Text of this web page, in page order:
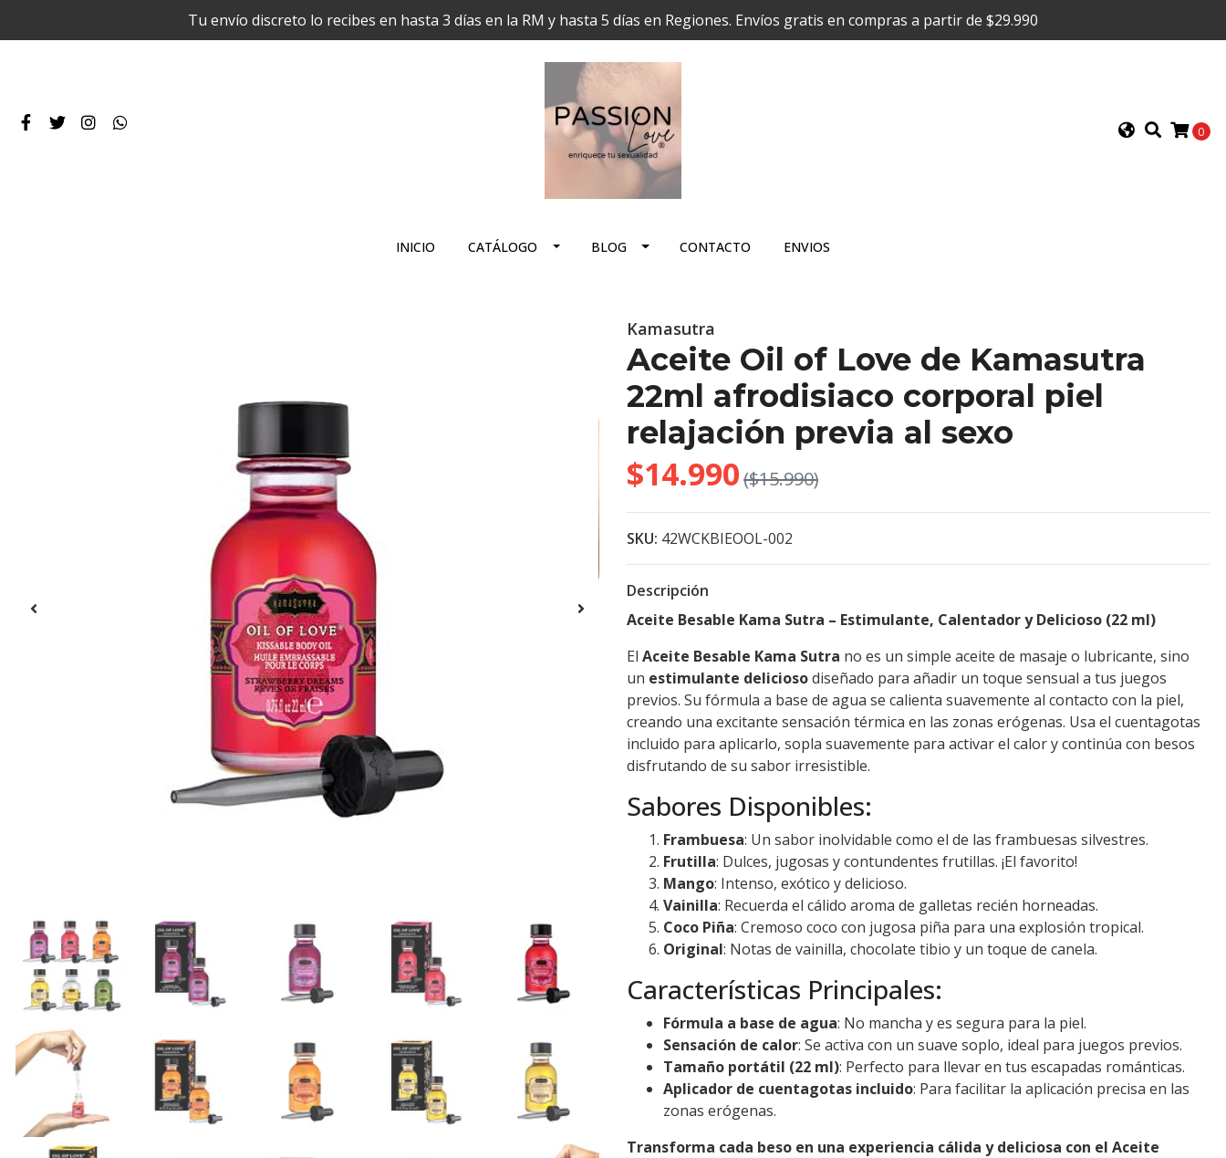
Tu envío discreto lo recibes en hasta 3 días en la RM y hasta 5 días en Regiones. Envíos gratis en compras a partir de $29.990
0
INICIO CATÁLOGO BLOG CONTACTO ENVIOS
Kamasutra
Aceite Oil of Love de Kamasutra
22ml afrodisiaco corporal piel
relajación previa al sexo
$14.990($15.990)
SKU: 42WCKBIEOOL-002
Descripción
Aceite Besable Kama Sutra – Estimulante, Calentador y Delicioso (22 ml)
El Aceite Besable Kama Sutra no es un simple aceite de masaje o lubricante, sino
un estimulante deliciosodiseñado para añadir un toque sensual a tus juegos
previos. Su fórmula a base de agua se calienta suavemente al contacto con la piel,
creando una excitante sensación térmica en las zonas erógenas. Usa el cuentagotas
incluido para aplicarlo, sopla suavemente para activar el calor y continúa con besos
disfrutando de su sabor irresistible.
Sabores Disponibles:
Frambuesa: Un sabor inolvidable como el de las frambuesas silvestres.
Frutilla: Dulces, jugosas y contundentes frutillas. ¡El favorito!
Mango: Intenso, exótico y delicioso.
Vainilla: Recuerda el cálido aroma de galletas recién horneadas.
Coco Piña: Cremoso coco con jugosa piña para una explosión tropical.
Original: Notas de vainilla, chocolate tibio y un toque de canela.
Características Principales:
Fórmula a base de agua: No mancha y es segura para la piel.
Sensación de calor: Se activa con un suave soplo, ideal para juegos previos.
Tamaño portátil (22 ml): Perfecto para llevar en tus escapadas románticas.
Aplicador de cuentagotas incluido: Para facilitar la aplicación precisa en las
zonas erógenas.
Transforma cada beso en una experiencia cálida y deliciosa con el Aceite